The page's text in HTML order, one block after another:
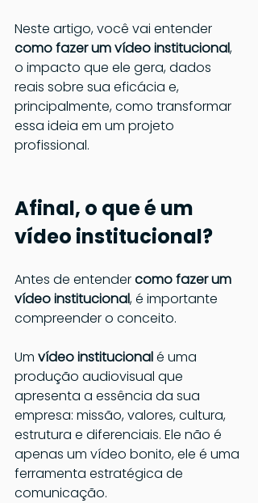
Neste artigo, você vai entender
como fazer um vídeo institucional,
o impacto que ele gera, dados
reais sobre sua eficácia e,
principalmente, como transformar
essa ideia em um projeto
profissional.
Afinal, o que é um
vídeo institucional?
Antes de entender como fazer um
vídeo institucional, é importante
compreender o conceito.
Um vídeo institucional é uma
produção audiovisual que
apresenta a essência da sua
empresa: missão, valores, cultura,
estrutura e diferenciais. Ele não é
apenas um vídeo bonito, ele é uma
ferramenta estratégica de
comunicação.